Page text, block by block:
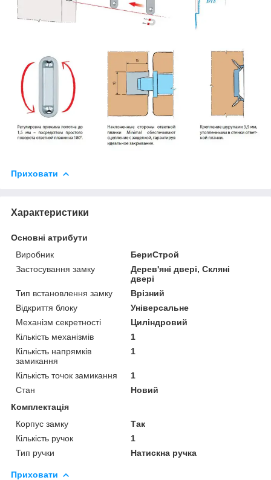
Приховати
Характеристики
Основні атрибути
Виробник
БериСтрой
Застосування замку
Дерев'яні двері, Скляні
двері
Тип встановлення замку
Врізний
Відкриття блоку
Універсальне
Механізм секретності
Циліндровий
Кількість механізмів
1
Кількість напрямків
замикання
1
Кількість точок замикання
1
Стан
Новий
Комплектація
Корпус замку
Так
Кількість ручок
1
Тип ручки
Натискна ручка
Приховати